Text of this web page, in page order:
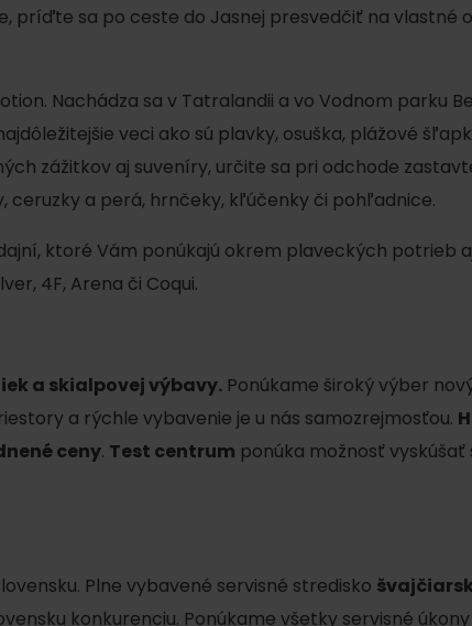
sa po ceste do Jasnej presvedčiť na vlastné
Nachádza sa v Tatralandii a vo Vodnom parku
veci ako sú plavky, osuška, plážové
zážitkov aj suveníry, určite sa pri odchode
a perá, hrnčeky, kľúčenky či pohľadnice.
ktoré Vám ponúkajú okrem plaveckých potrieb
4F, Arena či Coqui.
a skialpovej výbavy. Ponúkame široký výber
a rýchle vybavenie je u nás samozrejmosťou.
ceny. Test centrum ponúka možnosť vyskúšať
Plne vybavené servisné stredisko
konkurenciu. Ponúkame všetky servisné